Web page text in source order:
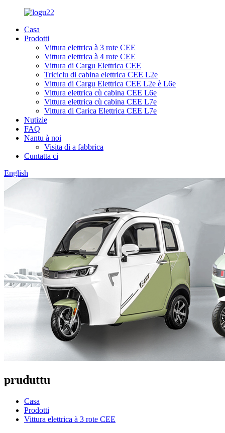
Casa
Prodotti
Vittura elettrica à 3 rote CEE
Vittura elettrica à 4 rote CEE
Vittura di Cargu Elettrica CEE
Triciclu di cabina elettrica CEE L2e
Vittura di Cargu Elettrica CEE L2e è L6e
Vittura elettrica cù cabina CEE L6e
Vittura elettrica cù cabina CEE L7e
Vittura di Carica Elettrica CEE L7e
Nutizie
FAQ
Nantu à noi
Visita di a fabbrica
Cuntatta ci
English
pruduttu
Casa
Prodotti
Vittura elettrica à 3 rote CEE